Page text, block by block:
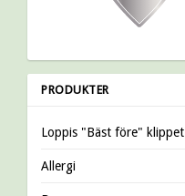
PRODUKTER
Loppis "Bäst före" klippet
Allergi